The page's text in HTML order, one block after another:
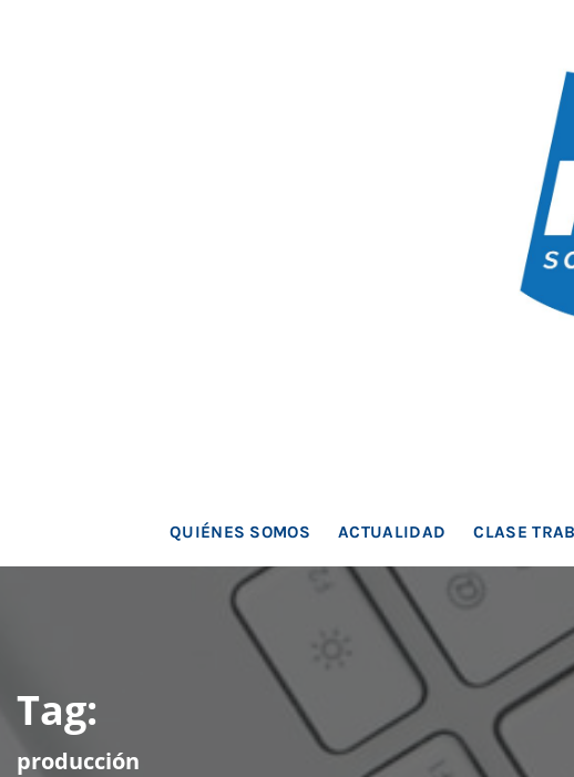
QUIÉNES SOMOS ACTUALIDAD CLASE
Tag:
producción